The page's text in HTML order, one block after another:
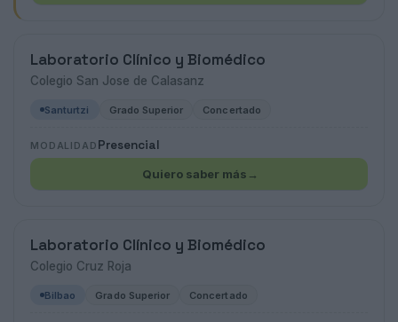
Laboratorio Clínico y Biomédico
Colegio San Jose de Calasanz
Santurtzi Grado Superior Concertado
MODALIDAD Presencial
Quiero saber más →
Laboratorio Clínico y Biomédico
Colegio Cruz Roja
Bilbao Grado Superior Concertado